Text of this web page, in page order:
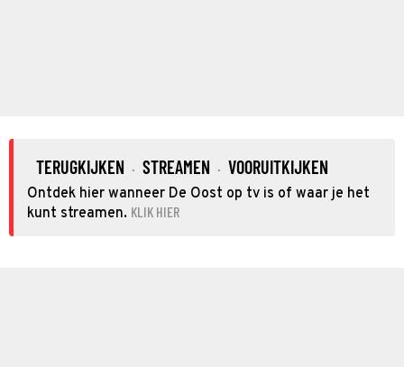
TERUGKIJKEN · STREAMEN · VOORUITKIJKEN
Ontdek hier wanneer De Oost op tv is of waar je het
kunt streamen. KLIK HIER